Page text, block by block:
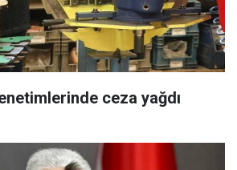
ceza yağdı